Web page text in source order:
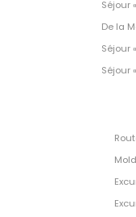
Séjour
De la
Séjour
Séjour